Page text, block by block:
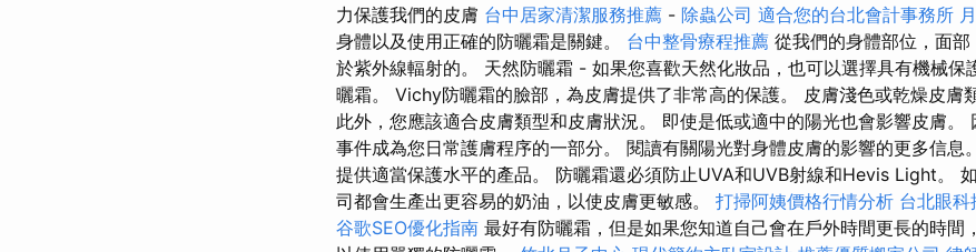
力保護我們的皮膚 台中居家清潔服務推薦 - 除蟲公司 適合您的台北會計事務所
身體以及使用正確的防曬霜是關鍵。 台中整骨療程推薦 從我們的身體部位，面
於紫外線輻射的。 天然防曬霜 - 如果您喜歡天然化妝品，也可以選擇具有機械保
曬霜。 Vichy防曬霜的臉部，為皮膚提供了非常高的保護。 皮膚淺色或乾燥皮膚
此外，您應該適合皮膚類型和皮膚狀況。 即使是低或適中的陽光也會影響皮膚。
事件成為您日常護膚程序的一部分。 閱讀有關陽光對身體皮膚的影響的更多信息
提供適當保護水平的產品。 防曬霜還必須防止UVA和UVB射線和Hevis Light。
司都會生產出更容易的奶油，以使皮膚更敏感。 打掃阿姨價格行情分析 台北眼科
谷歌SEO優化指南 最好有防曬霜，但是如果您知道自己會在戶外時間更長的時間